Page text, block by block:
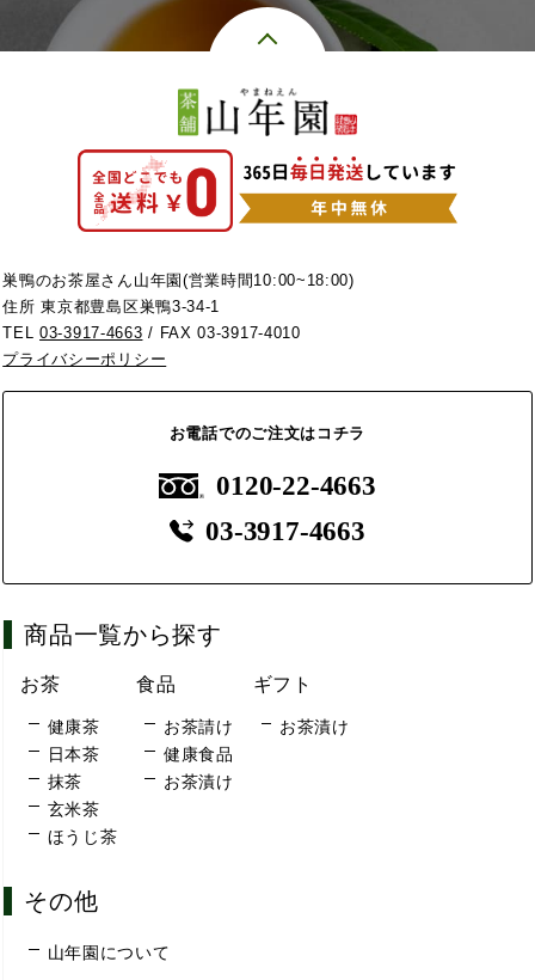
巣鴨のお茶屋さん山年園(営業時間10:00~18:00)
住所 東京都豊島区巣鴨3-34-1
TEL03-3917-4663 / FAX 03-3917-4010
プライバシーポリシー
お電話でのご注文はコチラ
0120-22-4663
03-3917-4663
商品一覧から探す
お茶
健康茶
日本茶
抹茶
玄米茶
ほうじ茶
食品
お茶請け
健康食品
お茶漬け
ギフト
お茶漬け
その他
山年園について